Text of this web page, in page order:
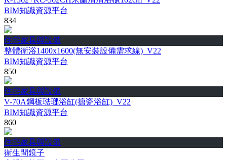
BIM知識資源平台
834
住宅家具與設備
整體衛浴1400x1600(無安裝設備需求線)_V22
BIM知識資源平台
850
住宅家具與設備
V-70A鋼板琺瑯浴缸(搪瓷浴缸)_V22
BIM知識資源平台
860
住宅家具與設備
衛生間鏡子